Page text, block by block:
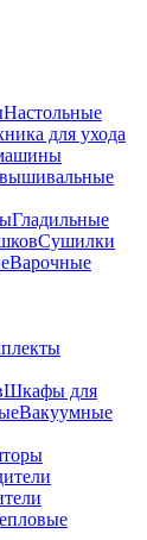
Настольные
для ухода
Гладильные
Сушилки
Варочные
Шкафы для
Вакуумные